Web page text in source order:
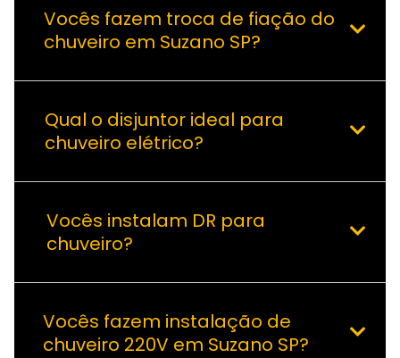
Vocês fazem troca de fiação do
chuveiro em Suzano SP?
Qual o disjuntor ideal para
chuveiro elétrico?
Vocês instalam DR para
chuveiro?
Vocês fazem instalação de
chuveiro 220V em Suzano SP?